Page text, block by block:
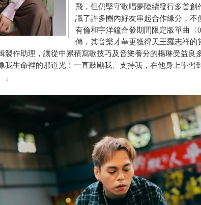
飛，但仍堅守歌唱夢陸續發行多首創
識了許多圈內好友串起合作緣分，不
有倫和宇洋鐘合發期間限定版單曲〈
傳，其音樂才華更獲得天王羅志祥的
製作助理，讓從中累積寫歌技巧及音樂養分的楊琳受益良
我生命裡的那道光！一直鼓勵我、支持我，在他身上學習
」